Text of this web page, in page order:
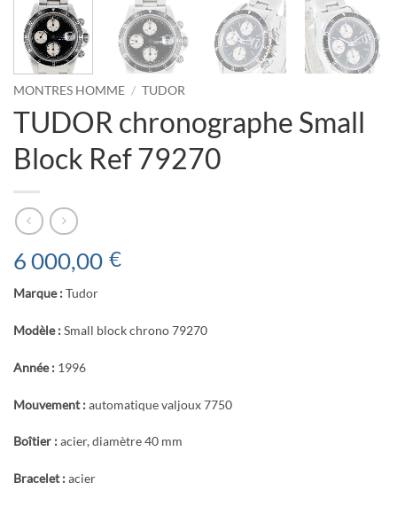
MONTRES HOMME / TUDOR
TUDOR chronographe Small
Block Ref 79270
6 000,00 €
Marque :Tudor
Modèle :Small block chrono 79270
Année : 1996
Mouvement :automatique valjoux 7750
Boîtier :acier, diamètre 40 mm
Bracelet :acier